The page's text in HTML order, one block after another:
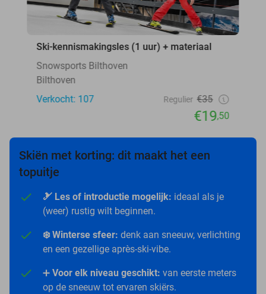
Ski-kennismakingsles (1 uur) + materiaal
Snowsports Bilthoven
Bilthoven
Verkocht: 107
Regulier €35
€19,50
Skiën met korting: dit maakt het een
topuitje
🎿 Les of introductie mogelijk: ideaal als je
(weer) rustig wilt beginnen.
❄️ Winterse sfeer: denk aan sneeuw, verlichting
en een gezellige après-ski-vibe.
➕ Voor elk niveau geschikt: van eerste meters
op de sneeuw tot ervaren skiërs.